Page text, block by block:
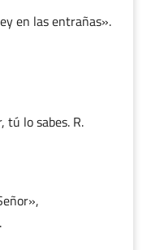
en las entrañas».
tú lo sabes. R.